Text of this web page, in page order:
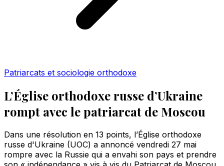
Patriarcats et sociologie orthodoxe
L’Église orthodoxe russe d’Ukraine
rompt avec le patriarcat de Moscou
Dans une résolution en 13 points, l’Église orthodoxe
russe d'Ukraine (UOC) a annoncé vendredi 27 mai
rompre avec la Russie qui a envahi son pays et prendre